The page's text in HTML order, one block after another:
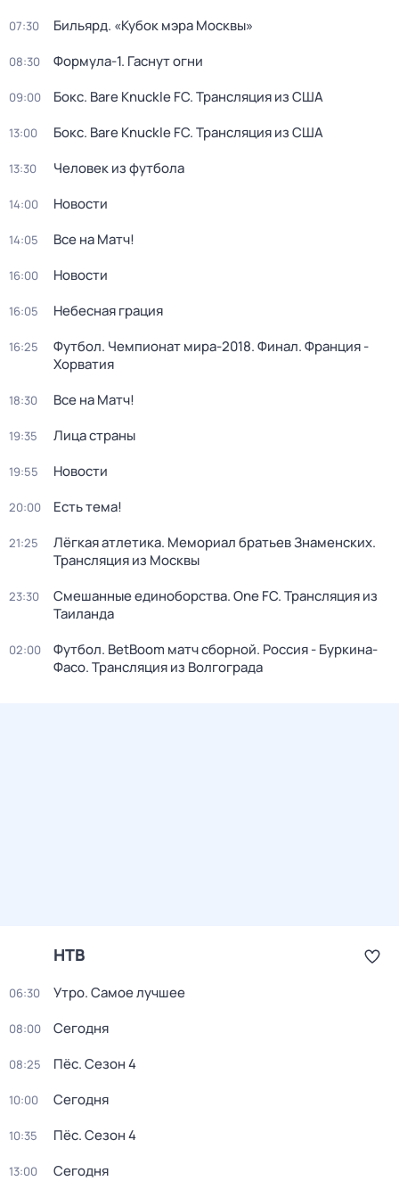
07:30 Бильярд. «Кубок мэра Москвы»
08:30 Формула-1. Гаснут огни
09:00 Бокс. Bare Knuckle FC. Трансляция из США
13:00 Бокс. Bare Knuckle FC. Трансляция из США
13:30 Человек из футбола
14:00 Новости
14:05 Все на Матч!
16:00 Новости
16:05 Небесная грация
16:25
Футбол. Чемпионат мира-2018. Финал. Франция -
Хорватия
18:30 Все на Матч!
19:35 Лица страны
19:55 Новости
20:00 Есть тема!
21:25
Лёгкая атлетика. Мемориал братьев Знаменских.
Трансляция из Москвы
23:30
Смешанные единоборства. One FC. Трансляция из
Таиланда
02:00
Футбол. BetBoom матч сборной. Россия - Буркина-
Фасо. Трансляция из Волгограда
НТВ
06:30 Утро. Самое лучшее
08:00 Сегодня
08:25 Пёс. Сезон 4
10:00 Сегодня
10:35 Пёс. Сезон 4
13:00 Сегодня